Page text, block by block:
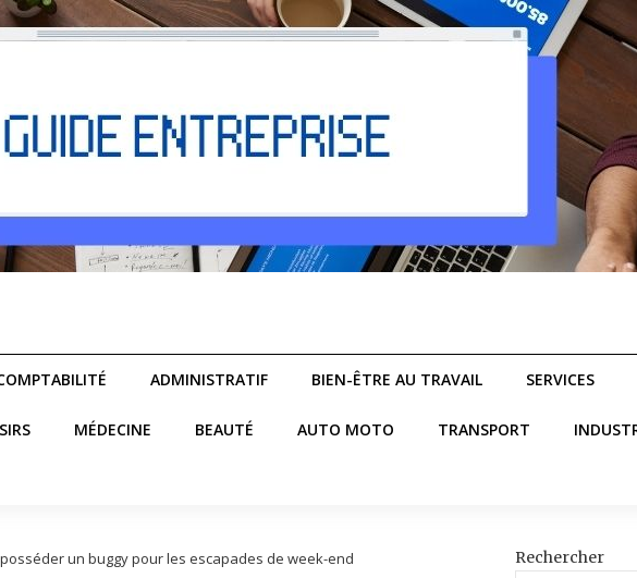
ADMINISTRATIF BIEN-ÊTRE AU TRAVAIL SERVICES
MÉDECINE BEAUTÉ AUTO MOTO TRANSPORT
un buggy pour les escapades de week-end
Rechercher